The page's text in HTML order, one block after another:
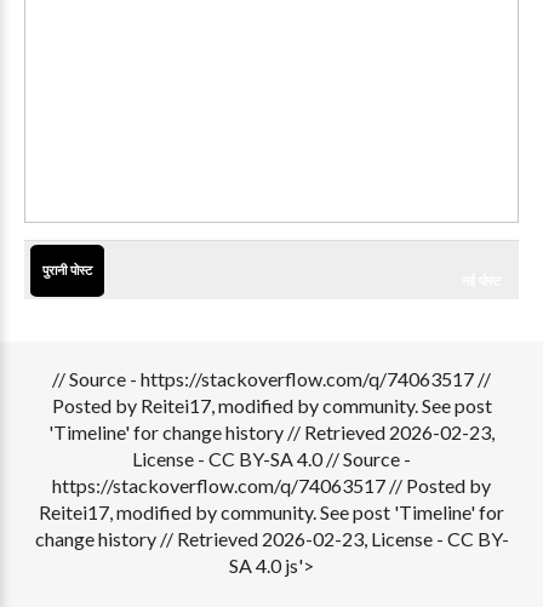
पुरानी पोस्ट
// Source - https://stackoverflow.com/q/74063517 //
Posted by Reitei17, modified by community. See post
'Timeline' for change history // Retrieved 2026-02-23,
License - CC BY-SA 4.0// Source -
https://stackoverflow.com/q/74063517 // Posted by
Reitei17, modified by community. See post 'Timeline' for
change history // Retrieved 2026-02-23, License - CC BY-
SA 4.0 js'>